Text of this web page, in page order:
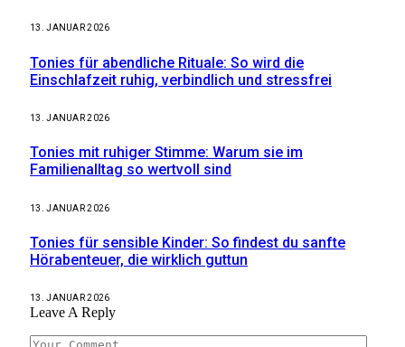
13. JANUAR 2026
Tonies für abendliche Rituale: So wird die
Einschlafzeit ruhig, verbindlich und stressfrei
13. JANUAR 2026
Tonies mit ruhiger Stimme: Warum sie im
Familienalltag so wertvoll sind
13. JANUAR 2026
Tonies für sensible Kinder: So findest du sanfte
Hörabenteuer, die wirklich guttun
13. JANUAR 2026
Leave A Reply